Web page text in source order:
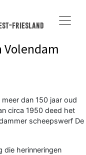
friesland
Volendam
dan 150 jaar oud
circa 1950 deed het
scheepswerf De
die herinneringen